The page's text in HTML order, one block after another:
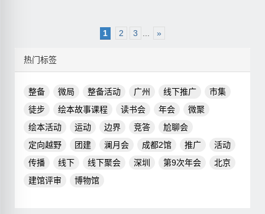
1 2 3 »
热门标签
整备 微局 整备活动 广州 线下推广
市集
徒步
绘本故事课程 读书会 年会
微聚
绘本活动
运动 边界 竞答
尬聊会
定向越野
团建 澜月会 成都2馆 推广
活动
传播
线下 线下聚会 深圳 第9次年会
北京
建馆评审
博物馆